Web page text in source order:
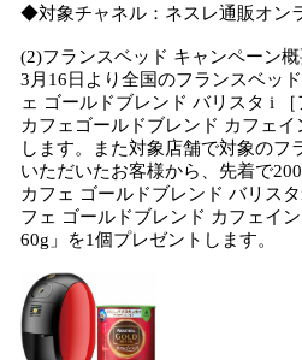
◆対象チャネル：ネスレ通販オン
(2)フランスベッド キャンペーン
3月16日より全国のフランスベッ
ェ ゴールドブレンド バリスタ i
カフェゴールドブレンド カフェ
します。また対象店舗で対象のフ
いただいたお客様から、先着で
カフェ ゴールドブレンド バリス
フェ ゴールドブレンド カフェイ
60g」を1個プレゼントします。